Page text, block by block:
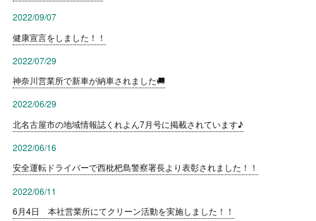
2022/09/07
健康宣言をしました！！
2022/07/29
神奈川営業所で新車が納車されました🚚
2022/06/29
北名古屋市の地域情報誌くれよん7月号に掲載されています♪
2022/06/16
安全運転ドライバーで西枇杷島警察署長より表彰されました！！
2022/06/11
6月4日 本社営業所にてクリーン活動を実施しました！！